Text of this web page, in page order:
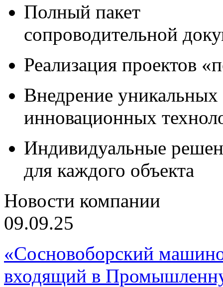
Полный пакет
сопроводительной
Реализация проектов
Внедрение уникальных
инновационных
Индивидуальные
для каждого объекта
Новости компании
09.09.25
«Сосновоборский
входящий в